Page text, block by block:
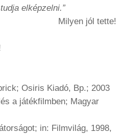
elképzelni.”
Milyen jól tette!
Osiris Kiadó, Bp.; 2003
a játékfilmben; Magyar
in: Filmvilág, 1998,